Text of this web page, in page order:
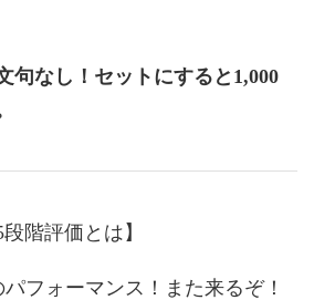
句なし！セットにすると1,000
階評価とは】
フォーマンス！また来るぞ！